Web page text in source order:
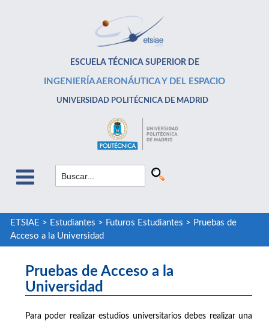
ESCUELA TÉCNICA SUPERIOR DE
INGENIERÍA AERONÁUTICA Y DEL ESPACIO
UNIVERSIDAD POLITÉCNICA DE MADRID
ETSIAE > Estudiantes > Futuros Estudiantes > Pruebas de
Acceso a la Universidad
Pruebas de Acceso a la
Universidad
Para poder realizar estudios universitarios debes realizar una